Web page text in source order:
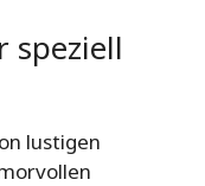
speziell
lustigen